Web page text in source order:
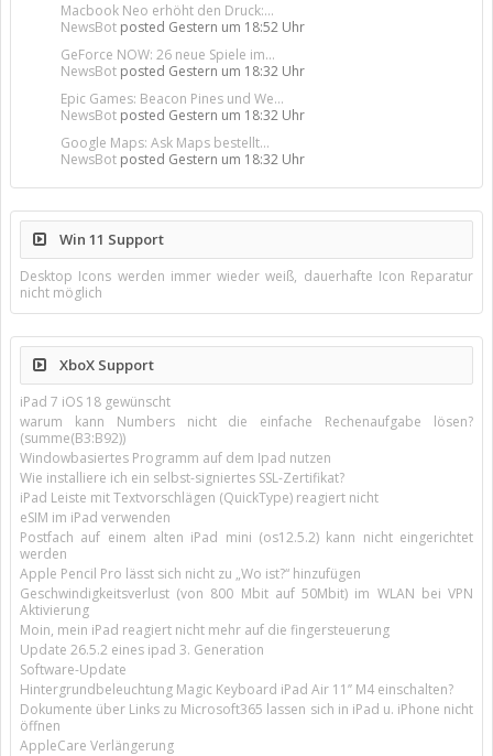
Macbook Neo erhöht den Druck:...
NewsBot posted Gestern um 18:52 Uhr
GeForce NOW: 26 neue Spiele im...
NewsBot posted Gestern um 18:32 Uhr
Epic Games: Beacon Pines und We...
NewsBot posted Gestern um 18:32 Uhr
Google Maps: Ask Maps bestellt...
NewsBot posted Gestern um 18:32 Uhr
Win 11 Support
Desktop Icons werden immer wieder weiß, dauerhafte Icon Reparatur
nicht möglich
XboX Support
iPad 7 iOS 18 gewünscht
warum kann Numbers nicht die einfache Rechenaufgabe lösen?
(summe(B3:B92))
Windowbasiertes Programm auf dem Ipad nutzen
Wie installiere ich ein selbst-signiertes SSL-Zertifikat?
iPad Leiste mit Textvorschlägen (QuickType) reagiert nicht
eSIM im iPad verwenden
Postfach auf einem alten iPad mini (os12.5.2) kann nicht eingerichtet
werden
Apple Pencil Pro lässt sich nicht zu „Wo ist?“ hinzufügen
Geschwindigkeitsverlust (von 800 Mbit auf 50Mbit) im WLAN bei VPN
Aktivierung
Moin, mein iPad reagiert nicht mehr auf die fingersteuerung
Update 26.5.2 eines ipad 3. Generation
Software-Update
Hintergrundbeleuchtung Magic Keyboard iPad Air 11’’ M4 einschalten?
Dokumente über Links zu Microsoft365 lassen sich in iPad u. iPhone nicht
öffnen
AppleCare Verlängerung